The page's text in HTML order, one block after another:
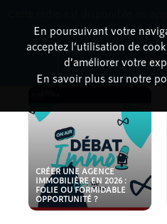
CRÉER UNE AGENCE
IMMOBILIÈRE EN 2026 :
FOLIE OU FORMIDABLE
OPPORTUNITÉ ?
En poursuivant votre
acceptez l’utilisation de
d’améliorer votre
En savoir plus sur notre
dessous
Non merci